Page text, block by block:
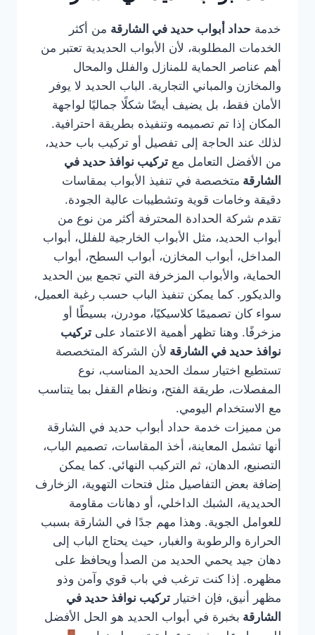
خدمة حداد أبواب حديد في الشارقة من أكثر
الخدمات المطلوبة، لأن الأبواب الحديدية تعتبر من
أهم عناصر الحماية للمنازل والفلل والمحال
والمخازن والمباني التجارية. الباب الحديد لا يوفر
الأمان فقط، بل يضيف أيضًا شكلًا جماليًا لواجهة
المكان إذا تم تصميمه وتنفيذه بطريقة احترافية.
لذلك عند الحاجة إلى تفصيل أو تركيب باب حديد،
من الأفضل التعامل مع تركيب نوافذ حديد في
الشارقة متخصصة في تنفيذ الأبواب بمقاسات
دقيقة وخامات قوية وتشطيبات عالية الجودة.
تقدم شركة الحدادة المحترفة أكثر من نوع من
أبواب الحديد، مثل الأبواب الخارجية للفلل، أبواب
المداخل، أبواب المخازن، أبواب السطح، أبواب
الحماية، والأبواب المزخرفة التي تجمع بين الحديد
والديكور. كما يمكن تنفيذ الباب حسب رغبة العميل،
سواء كان تصميمًا كلاسيكيًا، مودرن، بسيطًا أو
مزخرفًا. وهنا تظهر أهمية الاعتماد على تركيب
نوافذ حديد في الشارقة لأن الشركة المتخصصة
تستطيع اختيار سمك الحديد المناسب، نوع
المفصلات، طريقة الفتح، ونظام القفل بما يتناسب
مع الاستخدام اليومي.
من مميزات خدمة حداد أبواب حديد في الشارقة
أنها تشمل المعاينة، أخذ المقاسات، تصميم الباب،
التصنيع، الدهان، ثم التركيب النهائي. كما يمكن
إضافة بعض التفاصيل مثل فتحات التهوية، الزخارف
الحديدية، الشبك الداخلي، أو دهانات مقاومة
للعوامل الجوية. وهذا مهم جدًا في الشارقة بسبب
الحرارة والرطوبة والغبار، حيث يحتاج الباب إلى
دهان جيد يحمي الحديد من الصدأ ويحافظ على
مظهره. إذا كنت ترغب في باب قوي وآمن وذو
مظهر أنيق، فإن اختيار تركيب نوافذ حديد في
الشارقة بخبرة في أبواب الحديد هو الحل الأفضل